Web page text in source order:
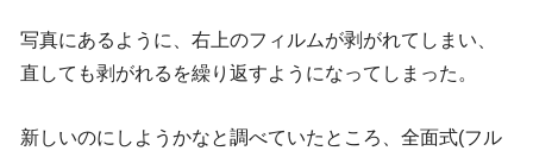
写真にあるように、右上のフィルムが剥がれてしまい、
直しても剥がれるを繰り返すようになってしまった。
新しいのにしようかなと調べていたところ、全面式(フル